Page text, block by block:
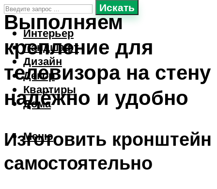
Искать
Интерьер
Ландшафт
Дизайн
Декор
Квартиры
Дома
Меню
Выполняем
крепление для
телевизора на стену
надёжно и удобно
Изготовить кронштейн
самостоятельно